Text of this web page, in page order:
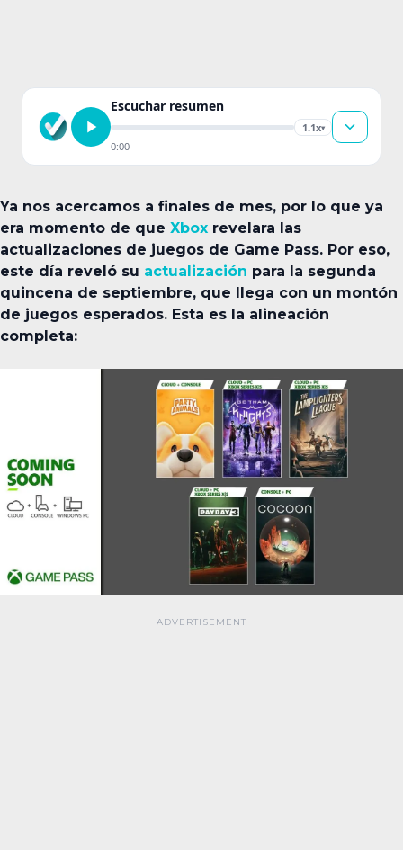
Escuchar resumen
1.1x▾
0:00
Ya nos acercamos a finales de mes, por lo que ya
era momento de que Xbox revelara las
actualizaciones de juegos de Game Pass. Por eso,
este día reveló su actualización para la segunda
quincena de septiembre, que llega con un montón
de juegos esperados. Esta es la alineación
completa: